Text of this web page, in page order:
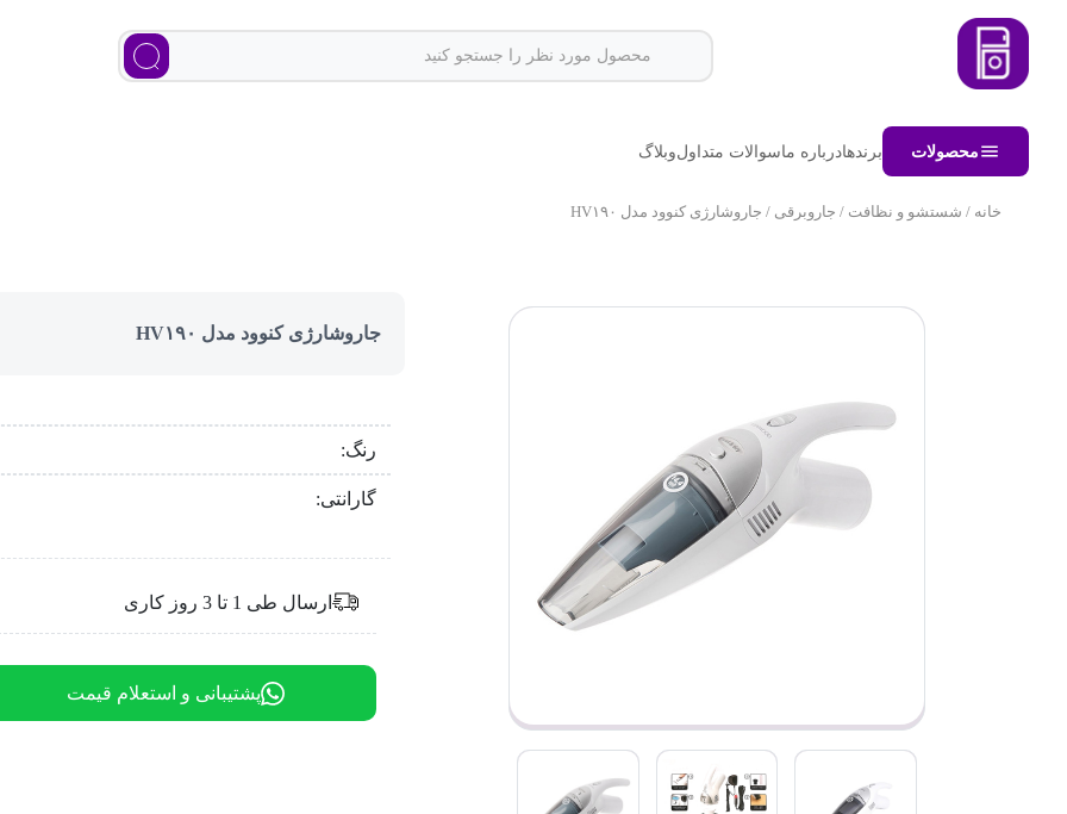
محصولات برندهادرباره ماسوالات متداولوبلاگ
خانه / شستشو و نظافت / جاروبرقی / جاروشارژی کنوود مدل HV۱۹۰
جاروشارژی کنوود مدل HV۱۹۰
رنگ:
گارانتی:
ارسال طی 1 تا 3 روز کاری
پشتیبانی و استعلام قیمت